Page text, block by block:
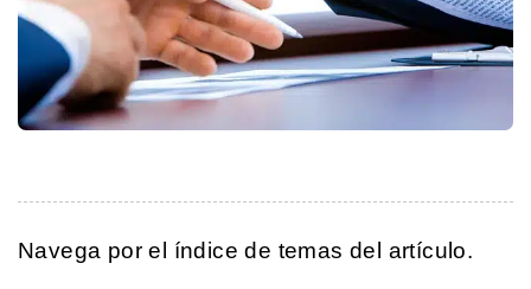
Navega por el índice de temas del artículo.